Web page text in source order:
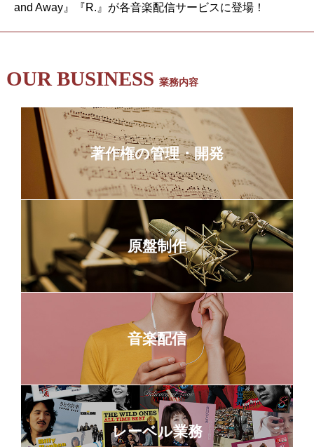
and Away』『R.』が各音楽配信サービスに登場！
OUR BUSINESS 業務内容
著作権の管理・開発
原盤制作
音楽配信
レーベル業務